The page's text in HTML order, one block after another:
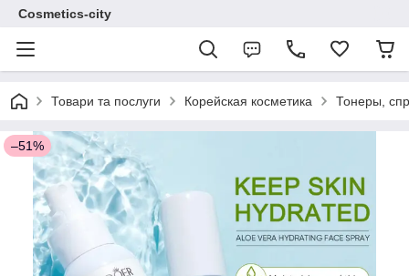
Cosmetics-city
Товари та послуги Корейская косметика Тонеры,
–51%